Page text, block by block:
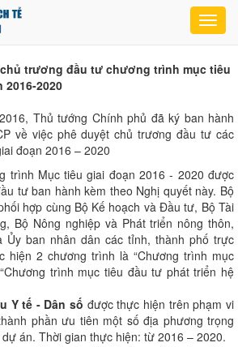
trương đầu tư chương trình mục tiêu
2020
Thủ tướng Chính phủ đã ký ban hành
về việc phê duyệt chủ trương đầu tư các
đoạn 2016 – 2020
trình Mục tiêu giai đoạn 2016 - 2020 được
tư ban hành kèm theo Nghị quyết này. Bộ
hợp cùng Bộ Kế hoạch và Đầu tư, Bộ Tài
Bộ Nông nghiệp và Phát triển nông thôn,
Ủy ban nhân dân các tỉnh, thành phố trực
hiện 2 chương trình là “Chương trình mục
trình mục tiêu đầu tư phát triển hệ
Y tế - Dân số được thực hiện trên phạm vi
phần ưu tiên một số địa phương trọng
án. Thời gian thực hiện: từ 2016 – 2020.